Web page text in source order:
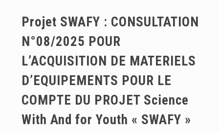
Projet SWAFY : CONSULTATION
N°08/2025 POUR
L’ACQUISITION DE MATERIELS
D’EQUIPEMENTS POUR LE
COMPTE DU PROJET Science
With And for Youth « SWAFY »